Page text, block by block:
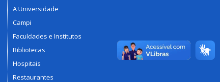
A Universidade
Campi
Faculdades e Institutos
Bibliotecas
Hospitais
Restaurantes